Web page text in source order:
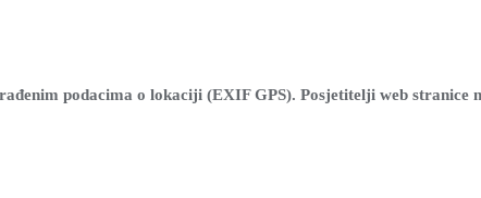
podacima o lokaciji (EXIF GPS). Posjetitelji web stranice